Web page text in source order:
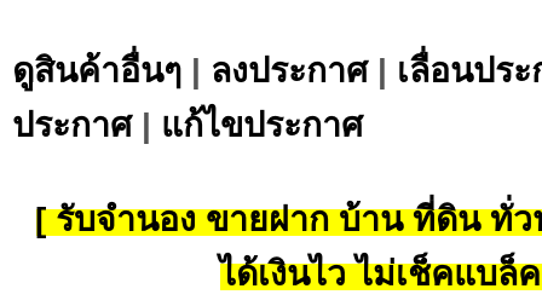
ดูสินค้าอื่นๆ | ลงประกาศ| เลื่อนปร
ประกาศ| แก้ไขประกาศ
[ รับจำนอง ขายฝาก บ้าน ที่ดิน ทั่ว
ได้เงินไว ไม่เช็คแบล็